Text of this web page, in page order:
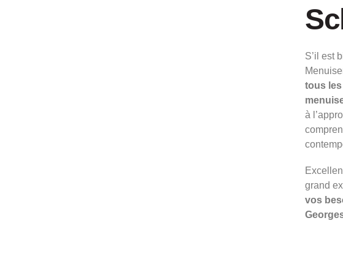
S’il est
tous
à
grand
vos